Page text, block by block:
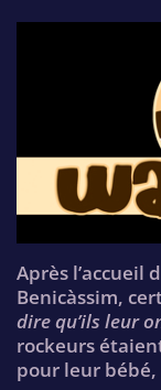
Après l’accueil
Benicàssim,
dire qu’ils leur
rockeurs
pour leur